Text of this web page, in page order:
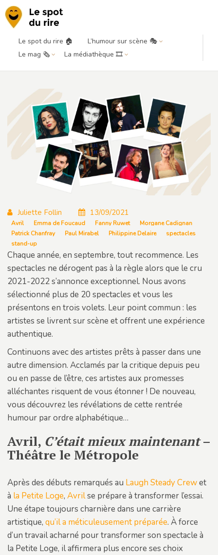
Le spot du rire 🏠
L’humour sur scène 🎭
Le mag 🗞️
La médiathèque 🎞️
Rentrée humour : les futures
Juliette Follin 13/09/2021
Avril Emma de Foucaud Fanny Ruwet
Morgane Cadignan
Patrick Chanfray
Paul Mirabel Philippine Delaire
spectacles
stand-up
Chaque année, en septembre, tout recommence. Les
spectacles ne dérogent pas à la règle alors que le cru
2021-2022 s’annonce exceptionnel. Nous avons
sélectionné plus de 20 spectacles et vous les
présentons en trois volets. Leur point commun : les
artistes se livrent sur scène et offrent une expérience
authentique.
Continuons avec des artistes prêts à passer dans une
autre dimension. Acclamés par la critique depuis peu
ou en passe de l’être, ces artistes aux promesses
alléchantes risquent de vous étonner ! De nouveau,
vous découvrez les révélations de cette rentrée
humour par ordre alphabétique…
Avril, C’était mieux maintenant–
Théâtre le Métropole
Après des débuts remarqués au Laugh Steady Crewet
à la Petite Loge, Avrilse prépare à transformer l’essai.
Une étape toujours charnière dans une carrière
artistique, qu’il a méticuleusement préparée. À force
d’un travail acharné pour transformer son spectacle à
la Petite Loge, il affirmera plus encore ses choix